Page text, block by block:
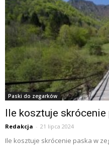
Paski do zegarków
Ile kosztuje skrócenie
Redakcja - 21 lipca 2024
Ile kosztuje skrócenie paska w